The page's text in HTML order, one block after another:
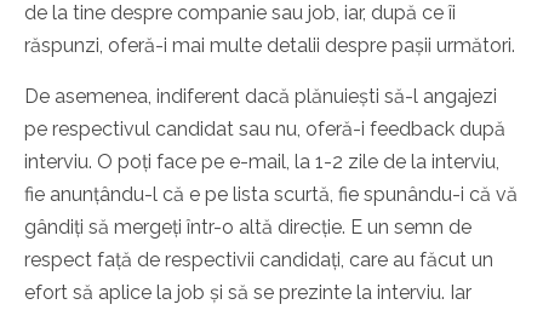
de la tine despre companie sau job, iar, după ce îi
răspunzi, oferă-i mai multe detalii despre pașii următori.
De asemenea, indiferent dacă plănuiești să-l angajezi
pe respectivul candidat sau nu, oferă-i feedback după
interviu. O poți face pe e-mail, la 1-2 zile de la interviu,
fie anunțându-l că e pe lista scurtă, fie spunându-i că vă
gândiți să mergeți într-o altă direcție. E un semn de
respect față de respectivii candidați, care au făcut un
efort să aplice la job și să se prezinte la interviu. Iar